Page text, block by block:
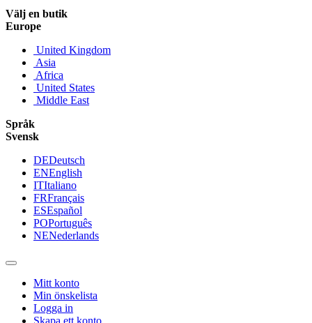
Välj en butik
Europe
United Kingdom
Asia
Africa
United States
Middle East
Språk
Svensk
DEDeutsch
ENEnglish
ITItaliano
FRFrançais
ESEspañol
POPortuguês
NENederlands
Mitt konto
Min önskelista
Logga in
Skapa ett konto